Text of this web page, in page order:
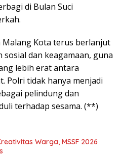
di Bulan Suci
Malang Kota terus berlanjut
dan keagamaan, guna
lebih erat antara
Polri tidak hanya menjadi
pelindung dan
terhadap sesama. (**)
Warga, MSSF 2026